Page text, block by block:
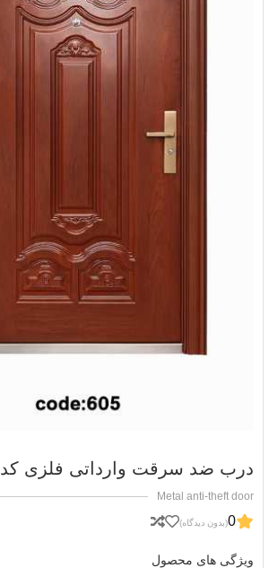
درب ضد سرقت وارداتی فلزی کد 605
Metal anti-theft door
0(بدون دیدگاه)
ویژگی های محصول